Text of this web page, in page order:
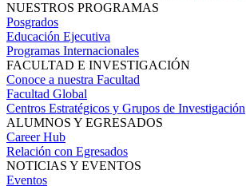
NUESTROS PROGRAMAS
Posgrados
Educación Ejecutiva
Programas Internacionales
FACULTAD E INVESTIGACIÓN
Conoce a nuestra Facultad
Facultad Global
Centros Estratégicos y Grupos de Investigación
ALUMNOS Y EGRESADOS
Career Hub
Relación con Egresados
NOTICIAS Y EVENTOS
Eventos